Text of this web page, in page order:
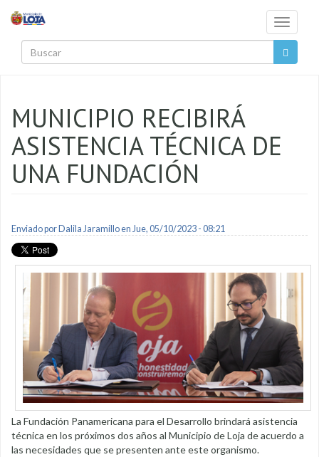
Toggle
MUNICIPIO RECIBIRÁ
ASISTENCIA TÉCNICA DE
UNA FUNDACIÓN
Enviado por Dalila Jaramilloen Jue, 05/10/2023 - 08:21
La Fundación Panamericana para el Desarrollo brindará asistencia
técnica en los próximos dos años al Municipio de Loja de acuerdo a
las necesidades que se presenten ante este organismo.